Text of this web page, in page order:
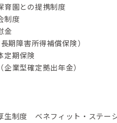
育園との提携制度
制度
金
期障害所得補償保険）
定期保険
企業型確定拠出年金）
生制度 ベネフィット・ステー